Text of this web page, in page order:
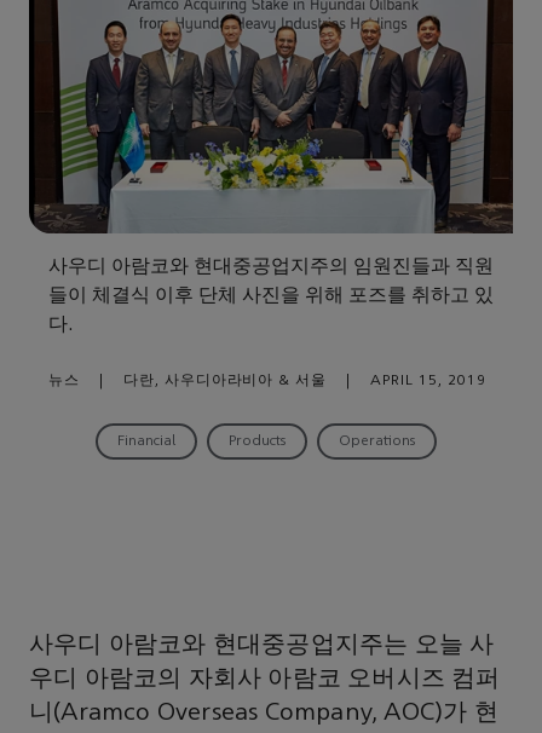
사우디 아람코와 현대중공업지주의 임원진들과 직원
들이 체결식 이후 단체 사진을 위해 포즈를 취하고 있
다.
뉴스 다란, 사우디아라비아 & 서울 APRIL 15, 2019
Financial Products Operations
사우디 아람코와 현대중공업지주는 오늘 사
우디 아람코의 자회사 아람코 오버시즈 컴퍼
니(Aramco Overseas Company, AOC)가 현